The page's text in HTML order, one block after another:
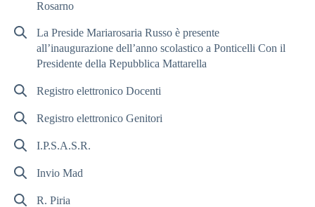
Rosarno
La Preside Mariarosaria Russo è presente
all’inaugurazione dell’anno scolastico a Ponticelli Con il
Presidente della Repubblica Mattarella
Registro elettronico Docenti
Registro elettronico Genitori
I.P.S.A.S.R.
Invio Mad
R. Piria